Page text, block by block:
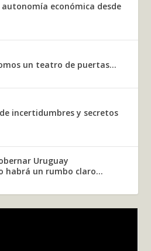
autonomía económica desde
un teatro de puertas...
incertidumbres y secretos
habrá un rumbo claro...